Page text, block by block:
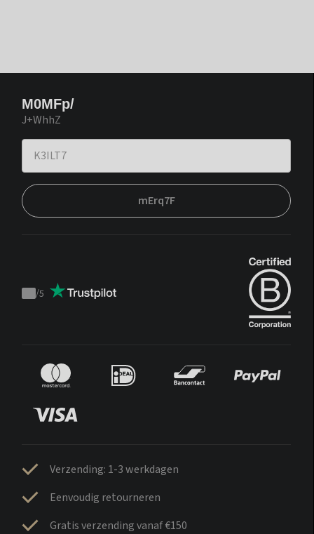
M0MFp/
J+WhhZ
mErq7F
Trustpilot
/5
Verzending: 1-3 werkdagen
Eenvoudig retourneren
Gratis verzending vanaf €150